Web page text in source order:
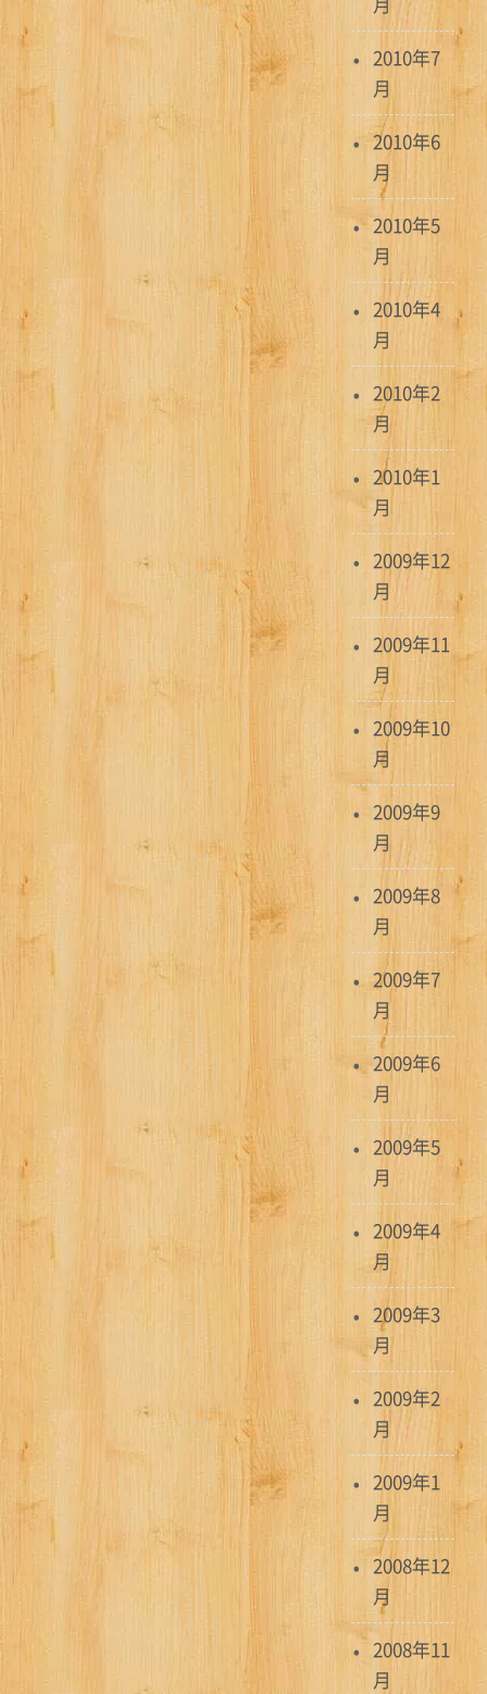
2010年7
月
2010年6
月
2010年5
月
2010年4
月
2010年2
月
2010年1
月
2009年12
月
2009年11
月
2009年10
月
2009年9
月
2009年8
月
2009年7
月
2009年6
月
2009年5
月
2009年4
月
2009年3
月
2009年2
月
2009年1
月
2008年12
月
2008年11
月